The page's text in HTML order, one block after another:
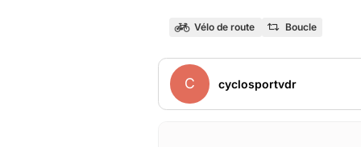
Vélo de route Boucle
C cyclosportvdr